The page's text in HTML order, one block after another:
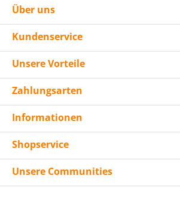
Über uns
Kundenservice
Unsere Vorteile
Zahlungsarten
Informationen
Shopservice
Unsere Communities